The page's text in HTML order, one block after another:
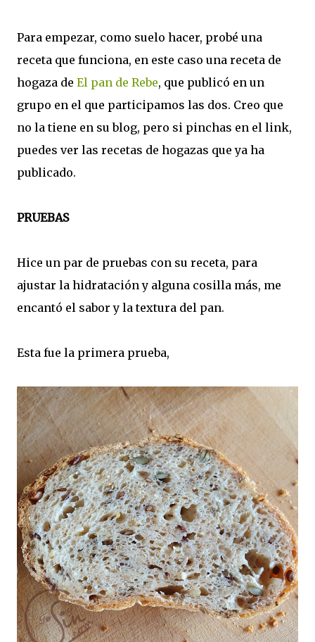
Para empezar, como suelo hacer, probé una
receta que funciona, en este caso una receta de
hogaza de El pan de Rebe, que publicó en un
grupo en el que participamos las dos. Creo que
no la tiene en su blog, pero si pinchas en el link,
puedes ver las recetas de hogazas que ya ha
publicado.
PRUEBAS
Hice un par de pruebas con su receta, para
ajustar la hidratación y alguna cosilla más, me
encantó el sabor y la textura del pan.
Esta fue la primera prueba,